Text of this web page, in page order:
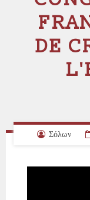
DE
Σόλων